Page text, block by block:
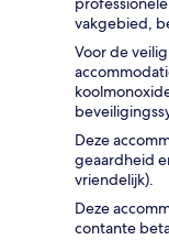
vakgebied,
Voor de
Deze
geaardheid
vriendelijk).
Deze
contante